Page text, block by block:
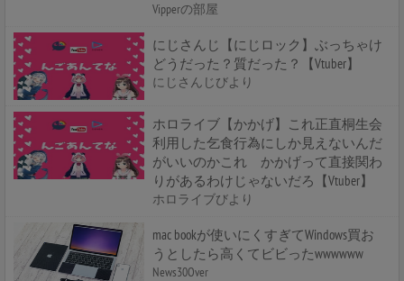
Vipperの部屋
にじさんじ【にじロック】ぶっちゃけ
どうだった？質だった？【Vtuber】
にじさんじびより
ホロライブ【かかげ】これ正直桐生会
利用した乞食行為にしか見えないんだ
がいいのかこれ かかげって直接関わ
りがあるわけじゃないだろ【Vtuber】
ホロライブびより
mac bookが使いにくすぎてWindows買お
うとしたら高くてビビったwwwwww
News30Over